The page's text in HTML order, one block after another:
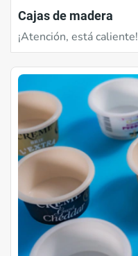
Cajas de madera
¡Atención, está caliente!